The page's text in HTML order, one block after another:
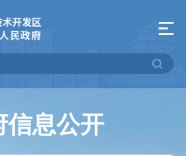
信息公开